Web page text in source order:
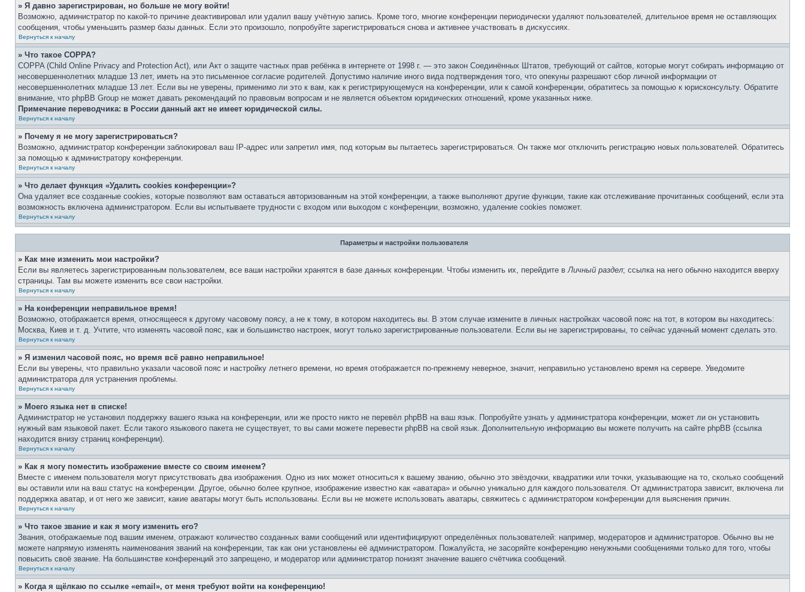
» Я давно зарегистрирован, но больше не могу войти!
Возможно, администратор по какой-то причине деактивировал или удалил вашу учётную запись. Кроме того, многие конференции периодически удаляют пользователей, длительное время не оставляющих
сообщения, чтобы уменьшить размер базы данных. Если это произошло, попробуйте зарегистрироваться снова и активнее участвовать в дискуссиях.
Вернуться к началу
» Что такое COPPA?
COPPA (Child Online Privacy and Protection Act), или Акт о защите частных прав ребёнка в интернете от 1998 г. — это закон Соединённых Штатов, требующий от сайтов, которые могут собирать информацию от
несовершеннолетних младше 13 лет, иметь на это письменное согласие родителей. Допустимо наличие иного вида подтверждения того, что опекуны разрешают сбор личной информации от
несовершеннолетних младше 13 лет. Если вы не уверены, применимо ли это к вам, как к регистрирующемуся на конференции, или к самой конференции, обратитесь за помощью к юрисконсульту. Обратите
внимание, что phpBB Group не может давать рекомендаций по правовым вопросам и не является объектом юридических отношений, кроме указанных ниже.
Примечание переводчика: в России данный акт не имеет юридической силы.
Вернуться к началу
» Почему я не могу зарегистрироваться?
Возможно, администратор конференции заблокировал ваш IP-адрес или запретил имя, под которым вы пытаетесь зарегистрироваться. Он также мог отключить регистрацию новых пользователей. Обратитесь
за помощью к администратору конференции.
Вернуться к началу
» Что делает функция «Удалить cookies конференции»?
Она удаляет все созданные cookies, которые позволяют вам оставаться авторизованным на этой конференции, а также выполняют другие функции, такие как отслеживание прочитанных сообщений, если эта
возможность включена администратором. Если вы испытываете трудности с входом или выходом с конференции, возможно, удаление cookies поможет.
Вернуться к началу
Параметры и настройки пользователя
» Как мне изменить мои настройки?
Если вы являетесь зарегистрированным пользователем, все ваши настройки хранятся в базе данных конференции. Чтобы изменить их, перейдите вЛичный раздел; ссылка на него обычно находится вверху
страницы. Там вы можете изменить все свои настройки.
Вернуться к началу
» На конференции неправильное время!
Возможно, отображается время, относящееся к другому часовому поясу, а не к тому, в котором находитесь вы. В этом случае измените в личных настройках часовой пояс на тот, в котором вы находитесь:
Москва, Киев и т. д. Учтите, что изменять часовой пояс, как и большинство настроек, могут только зарегистрированные пользователи. Если вы не зарегистрированы, то сейчас удачный момент сделать это.
Вернуться к началу
» Я изменил часовой пояс, но время всё равно неправильное!
Если вы уверены, что правильно указали часовой пояс и настройку летнего времени, но время отображается по-прежнему неверное, значит, неправильно установлено время на сервере. Уведомите
администратора для устранения проблемы.
Вернуться к началу
» Моего языка нет в списке!
Администратор не установил поддержку вашего языка на конференции, или же просто никто не перевёл phpBB на ваш язык. Попробуйте узнать у администратора конференции, может ли он установить
нужный вам языковой пакет. Если такого языкового пакета не существует, то вы сами можете перевести phpBB на свой язык. Дополнительную информацию вы можете получить на сайте phpBB (ссылка
находится внизу страниц конференции).
Вернуться к началу
» Как я могу поместить изображение вместе со своим именем?
Вместе с именем пользователя могут присутствовать два изображения. Одно из них может относиться к вашему званию, обычно это звёздочки, квадратики или точки, указывающие на то, сколько сообщений
вы оставили или на ваш статус на конференции. Другое, обычно более крупное, изображение известно как «аватара» и обычно уникально для каждого пользователя. От администратора зависит, включена ли
поддержка аватар, и от него же зависит, какие аватары могут быть использованы. Если вы не можете использовать аватары, свяжитесь с администратором конференции для выяснения причин.
Вернуться к началу
» Что такое звание и как я могу изменить его?
Звания, отображаемые под вашим именем, отражают количество созданных вами сообщений или идентифицируют определённых пользователей: например, модераторов и администраторов. Обычно вы не
можете напрямую изменять наименования званий на конференции, так как они установлены её администратором. Пожалуйста, не засоряйте конференцию ненужными сообщениями только для того, чтобы
повысить своё звание. На большинстве конференций это запрещено, и модератор или администратор понизят значение вашего счётчика сообщений.
Вернуться к началу
» Когда я щёлкаю по ссылке «email», от меня требуют войти на конференцию!